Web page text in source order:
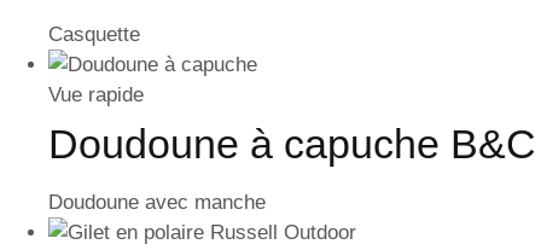
Casquette
Vue rapide
Doudoune à capuche B&C
Doudoune avec manche